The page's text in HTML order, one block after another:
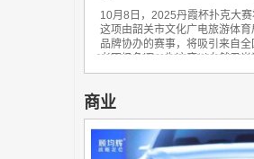
10月8日，2025丹霞杯扑克大赛
这项由韶关市文化广电旅游体
品牌协办的赛事，将吸引来自
者同场角逐，为这座以自然风
商业